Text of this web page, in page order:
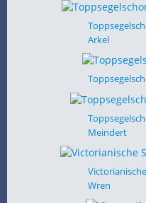
Arkel
Meindert
Wren